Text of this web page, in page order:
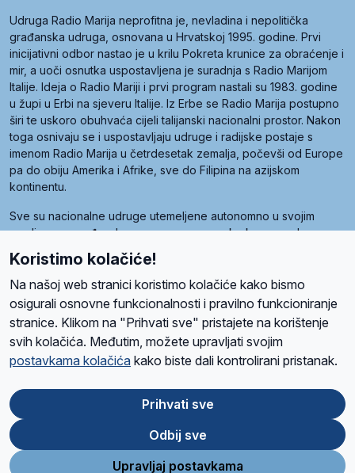
Udruga Radio Marija neprofitna je, nevladina i nepolitička
građanska udruga, osnovana u Hrvatskoj 1995. godine. Prvi
inicijativni odbor nastao je u krilu Pokreta krunice za obraćenje i
mir, a uoči osnutka uspostavljena je suradnja s Radio Marijom
Italije. Ideja o Radio Mariji i prvi program nastali su 1983. godine
u župi u Erbi na sjeveru Italije. Iz Erbe se Radio Marija postupno
širi te uskoro obuhvaća cijeli talijanski nacionalni prostor. Nakon
toga osnivaju se i uspostavljaju udruge i radijske postaje s
imenom Radio Marija u četrdesetak zemalja, počevši od Europe
pa do obiju Amerika i Afrike, sve do Filipina na azijskom
kontinentu.
Sve su nacionalne udruge utemeljene autonomno u svojim
zemljama, a međusobna su povezane preko krovne udruge
pod nazivom Svjetska obitelj Radio Marije (World Family of
Radio Maria). Svjetsku obitelj utemeljilo je sedam članica, među
kojima je i hrvatska Udruga Radio Marija.
O namaRadio ProgramVolonteriPrijateljiKontaktPravila privatnosti
Ova stranica je zaštićena Google reCAPTCHA sustavom
Store
Google
Play
Koristimo kolačiće!
Na našoj web stranici koristimo kolačiće kako bismo
osigurali osnovne funkcionalnosti i pravilno funkcioniranje
stranice. Klikom na "Prihvati sve" pristajete na korištenje
svih kolačića. Međutim, možete upravljati svojim
postavkama kolačića kako biste dali kontrolirani pristanak.
Prihvati sve
Odbij sve
Upravljaj postavkama